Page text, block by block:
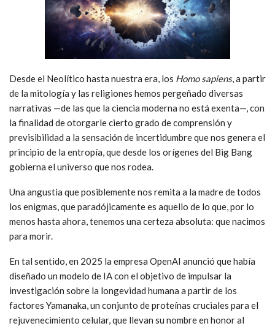
Desde el Neolítico hasta nuestra era, los Homo sapiens, a partir
de la mitología y las religiones hemos pergeñado diversas
narrativas —de las que la ciencia moderna no está exenta—, con
la finalidad de otorgarle cierto grado de comprensión y
previsibilidad a la sensación de incertidumbre que nos genera el
principio de la entropía, que desde los orígenes del Big Bang
gobierna el universo que nos rodea.
Una angustia que posiblemente nos remita a la madre de todos
los enigmas, que paradójicamente es aquello de lo que, por lo
menos hasta ahora, tenemos una certeza absoluta: que nacimos
para morir.
En tal sentido, en 2025 la empresa OpenAI anunció que había
diseñado un modelo de IA con el objetivo de impulsar la
investigación sobre la longevidad humana a partir de los
factores Yamanaka, un conjunto de proteínas cruciales para el
rejuvenecimiento celular, que llevan su nombre en honor al